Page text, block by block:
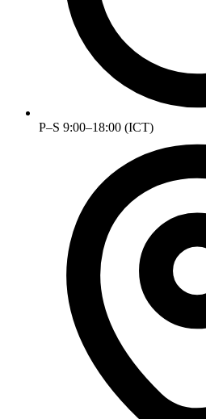
P–S 9:00–18:00 (ICT)